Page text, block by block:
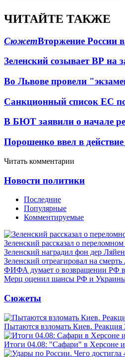
ЧИТАЙТЕ ТАКЖЕ
СюжетВторжение России
Зеленский созывает ВР на
Во Львове провели
Санкционный список ЕС
В БЮТ заявили о начале
Порошенко ввел в
Читать комментарии
Новости политики
Последние
Популярные
Комментируемые
Зеленский рассказал о
Зеленский наградил фон дер
Зеленский отреагировал на
ФИФА думает о возвращении РФ
Мерц оценил шансы РФ и Украины
Сюжеты
Пытаются взломать Киев. Реакция
Итоги 04.08: "Сафари" в Херсоне